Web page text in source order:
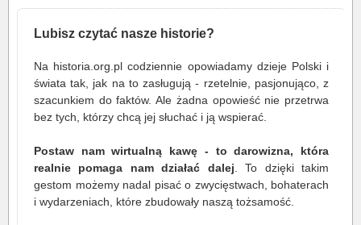
Lubisz czytać nasze historie?
Na historia.org.pl codziennie opowiadamy dzieje Polski i
świata tak, jak na to zasługują - rzetelnie, pasjonująco, z
szacunkiem do faktów. Ale żadna opowieść nie przetrwa
bez tych, którzy chcą jej słuchać i ją wspierać.
Postaw nam wirtualną kawę - to darowizna, która
realnie pomaga nam działać dalej . To dzięki takim
gestom możemy nadal pisać o zwycięstwach, bohaterach
i wydarzeniach, które zbudowały naszą tożsamość.